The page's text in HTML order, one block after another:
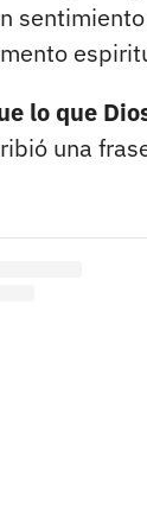
lo que
una